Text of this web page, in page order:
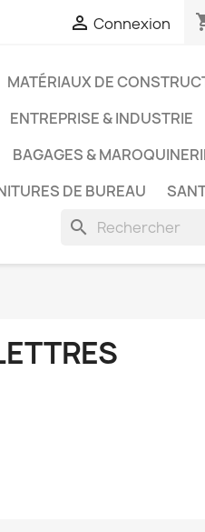
 Connexion
MATÉRIAUX DE
ENTREPRISE & INDUSTRIE
BAGAGES &
DE BUREAU
search